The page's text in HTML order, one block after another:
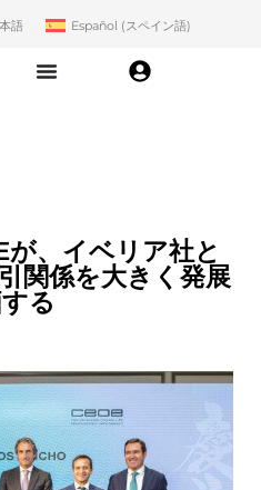
語 Español ( スペイン語)
、イベリア社と
関係を大きく発展
る